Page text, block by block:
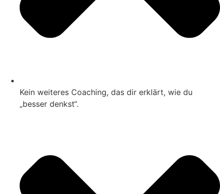
Kein weiteres Coaching, das dir erklärt, wie du
„besser denkst“.